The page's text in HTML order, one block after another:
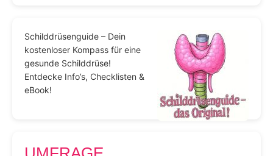
Schilddrüsenguide – Dein
kostenloser Kompass für eine
gesunde Schilddrüse!
Entdecke Info’s, Checklisten &
eBook!